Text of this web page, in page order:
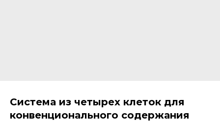
Система из четырех клеток для
конвенционального содержания